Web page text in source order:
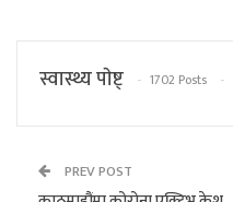
स्वास्थ्य पाेष्ट् 1702 Posts
PREV POST